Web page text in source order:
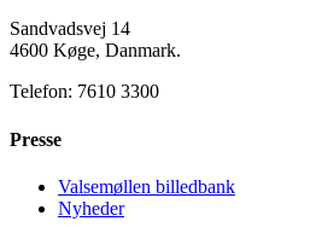
Sandvadsvej 14
4600 Køge, Danmark.
Telefon: 7610 3300
Presse
Valsemøllen billedbank
Nyheder